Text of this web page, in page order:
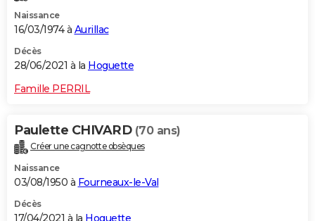
Naissance
16/03/1974 à Aurillac
Décès
28/06/2021 à la Hoguette
Famille PERRIL
Paulette CHIVARD (70 ans)
Créer une cagnotte obsèques
Naissance
03/08/1950 à Fourneaux-le-Val
Décès
17/04/2021 à la Hoguette